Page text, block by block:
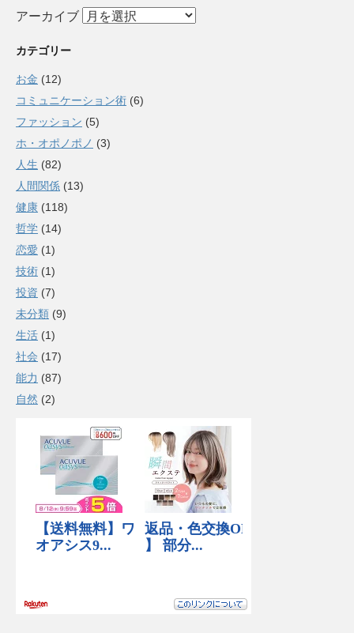
アーカイブ
カテゴリー
お金 (12)
コミュニケーション術 (6)
ファッション (5)
ホ・オポノポノ (3)
人生 (82)
人間関係 (13)
健康 (118)
哲学 (14)
恋愛 (1)
技術 (1)
投資 (7)
未分類 (9)
生活 (1)
社会 (17)
能力 (87)
自然 (2)